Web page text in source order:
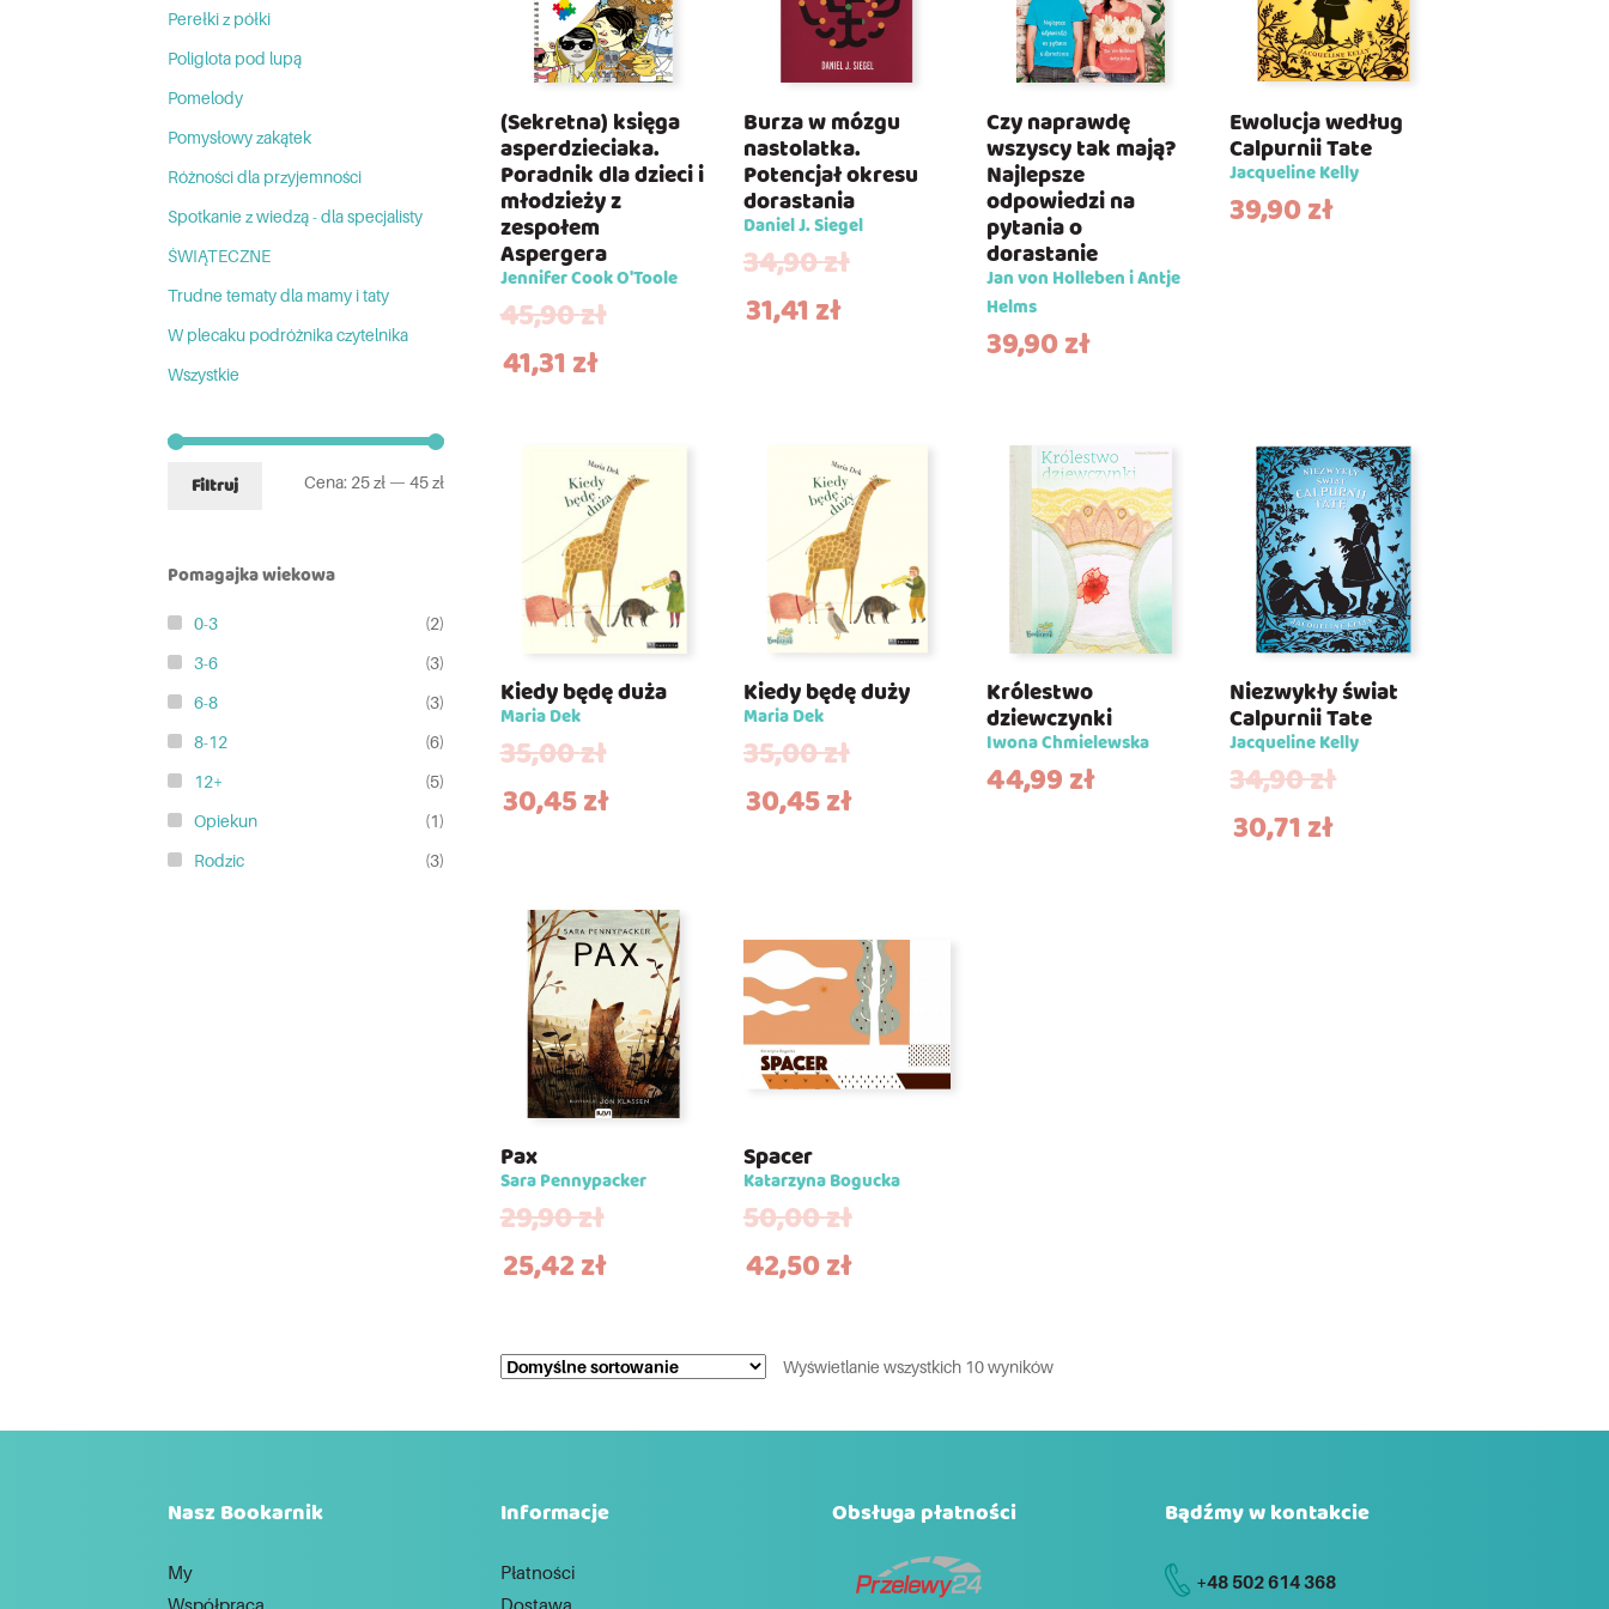
(Sekretna) księga
asperdzieciaka.
Poradnik dla dzieci i
młodzieży z
zespołem
Aspergera
Jennifer Cook O'Toole
45,90zł
41,31 zł
Burza w mózgu
nastolatka.
Potencjał okresu
dorastania
Daniel J. Siegel
34,90zł
31,41 zł
Czy naprawdę
wszyscy tak mają?
Najlepsze
odpowiedzi na
pytania o
dorastanie
Jan von Holleben i Antje
Helms
39,90zł
Ewolucja według
Calpurnii Tate
Jacqueline Kelly
39,90zł
Kiedy będę duża
Maria Dek
35,00zł
30,45zł
Kiedy będę duży
Maria Dek
35,00zł
30,45zł
Królestwo
dziewczynki
Iwona Chmielewska
44,99zł
Niezwykły świat
Calpurnii Tate
Jacqueline Kelly
34,90zł
30,71 zł
Pax
Sara Pennypacker
29,90zł
25,42zł
Spacer
Katarzyna Bogucka
50,00zł
42,50zł
Wyświetlanie wszystkich 10 wyników
Perełki z półki
Poliglota pod lupą
Pomelody
Pomysłowy zakątek
Różności dla przyjemności
Spotkanie z wiedzą - dla specjalisty
ŚWIĄTECZNE
Trudne tematy dla mamy i taty
W plecaku podróżnika czytelnika
Wszystkie
Filtruj Cena: 25 zł —45 zł
Pomagajka wiekowa
0-3
(2)
3-6
(3)
6-8
(3)
8-12
(6)
12+
(5)
Opiekun
(1)
Rodzic
(3)
Nasz Bookarnik
My
Współpraca
Informacje
Płatności
Dostawa
Obsługa płatności Bądźmy w kontakcie
+48 502 614 368